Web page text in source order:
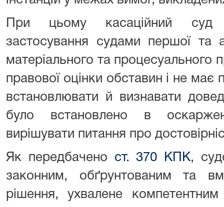
При цьому касаційний суд
застосування судами першої та
матеріального та процесуального
правової оцінки обставин і не має
встановлювати й визнавати
було встановлено в
вирішувати питання про
Як передбачено ст. 370 КПК,
законним, обґрунтованим та
рішення, ухвалене